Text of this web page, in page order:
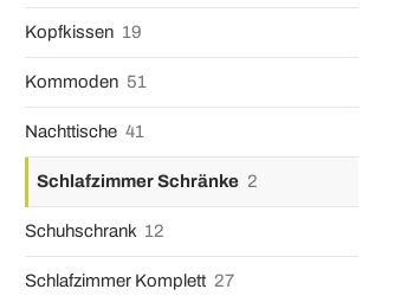
Kopfkissen 19
Kommoden 51
Nachttische 41
Schlafzimmer Schränke 2
Schuhschrank 12
Schlafzimmer Komplett 27